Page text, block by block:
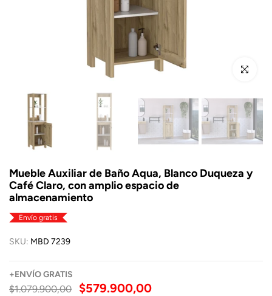
Click para
Mueble Auxiliar de Baño Aqua, Blanco Duqueza y
Café Claro, con amplio espacio de
almacenamiento
Envío gratis
SKU: MBD 7239
+ENVÍOGRATIS
$1.079.900,00 $579.900,00